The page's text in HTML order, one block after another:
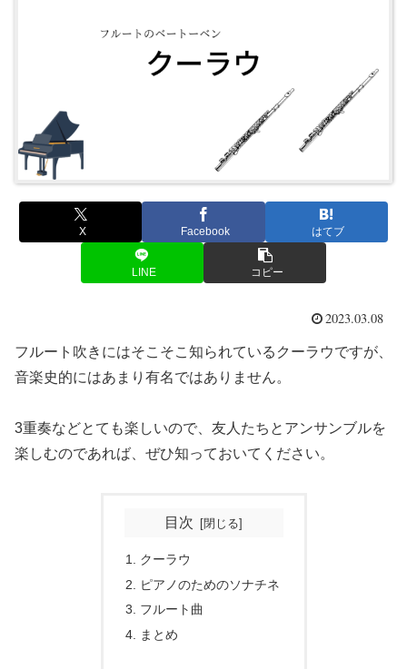
X Facebook はてブ
LINE コピー
2023.03.08
フルート吹きにはそこそこ知られているクーラウですが、
音楽史的にはあまり有名ではありません。
3重奏などとても楽しいので、友人たちとアンサンブルを
楽しむのであれば、ぜひ知っておいてください。
目次
クーラウ
ピアノのためのソナチネ
フルート曲
まとめ